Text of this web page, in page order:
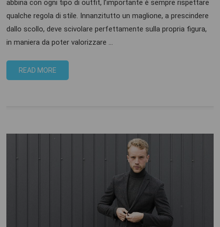
abbina con ogni tipo di outfit, l’importante è sempre rispettare
qualche regola di stile. Innanzitutto un maglione, a prescindere
dallo scollo, deve scivolare perfettamente sulla propria figura,
in maniera da poter valorizzare …
READ MORE